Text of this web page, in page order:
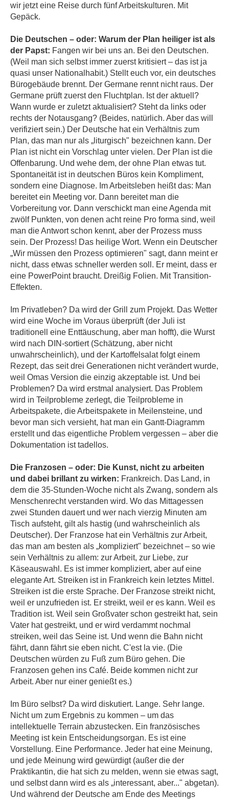
wir jetzt eine Reise durch fünf Arbeitskulturen. Mit
Gepäck.
Die Deutschen – oder: Warum der Plan heiliger ist als
der Papst: Fangen wir bei uns an. Bei den Deutschen.
(Weil man sich selbst immer zuerst kritisiert – das ist ja
quasi unser Nationalhabit.) Stellt euch vor, ein deutsches
Bürogebäude brennt. Der Germane rennt nicht raus. Der
Germane prüft zuerst den Fluchtplan. Ist der aktuell?
Wann wurde er zuletzt aktualisiert? Steht da links oder
rechts der Notausgang? (Beides, natürlich. Aber das will
verifiziert sein.) Der Deutsche hat ein Verhältnis zum
Plan, das man nur als „liturgisch" bezeichnen kann. Der
Plan ist nicht ein Vorschlag unter vielen. Der Plan ist die
Offenbarung. Und wehe dem, der ohne Plan etwas tut.
Spontaneität ist in deutschen Büros kein Kompliment,
sondern eine Diagnose. Im Arbeitsleben heißt das: Man
bereitet ein Meeting vor. Dann bereitet man die
Vorbereitung vor. Dann verschickt man eine Agenda mit
zwölf Punkten, von denen acht reine Pro forma sind, weil
man die Antwort schon kennt, aber der Prozess muss
sein. Der Prozess! Das heilige Wort. Wenn ein Deutscher
„Wir müssen den Prozess optimieren" sagt, dann meint er
nicht, dass etwas schneller werden soll. Er meint, dass er
eine PowerPoint braucht. Dreißig Folien. Mit Transition-
Effekten.
Im Privatleben? Da wird der Grill zum Projekt. Das Wetter
wird eine Woche im Voraus überprüft (der Juli ist
traditionell eine Enttäuschung, aber man hofft), die Wurst
wird nach DIN-sortiert (Schätzung, aber nicht
unwahrscheinlich), und der Kartoffelsalat folgt einem
Rezept, das seit drei Generationen nicht verändert wurde,
weil Omas Version die einzig akzeptable ist. Und bei
Problemen? Da wird erstmal analysiert. Das Problem
wird in Teilprobleme zerlegt, die Teilprobleme in
Arbeitspakete, die Arbeitspakete in Meilensteine, und
bevor man sich versieht, hat man ein Gantt-Diagramm
erstellt und das eigentliche Problem vergessen – aber die
Dokumentation ist tadellos.
Die Franzosen – oder: Die Kunst, nicht zu arbeiten
und dabei brillant zu wirken: Frankreich. Das Land, in
dem die 35-Stunden-Woche nicht als Zwang, sondern als
Menschenrecht verstanden wird. Wo das Mittagessen
zwei Stunden dauert und wer nach vierzig Minuten am
Tisch aufsteht, gilt als hastig (und wahrscheinlich als
Deutscher). Der Franzose hat ein Verhältnis zur Arbeit,
das man am besten als „kompliziert" bezeichnet – so wie
sein Verhältnis zu allem: zur Arbeit, zur Liebe, zur
Käseauswahl. Es ist immer kompliziert, aber auf eine
elegante Art. Streiken ist in Frankreich kein letztes Mittel.
Streiken ist die erste Sprache. Der Franzose streikt nicht,
weil er unzufrieden ist. Er streikt, weil er es kann. Weil es
Tradition ist. Weil sein Großvater schon gestreikt hat, sein
Vater hat gestreikt, und er wird verdammt nochmal
streiken, weil das Seine ist. Und wenn die Bahn nicht
fährt, dann fährt sie eben nicht. C'est la vie. (Die
Deutschen würden zu Fuß zum Büro gehen. Die
Franzosen gehen ins Café. Beide kommen nicht zur
Arbeit. Aber nur einer genießt es.)
Im Büro selbst? Da wird diskutiert. Lange. Sehr lange.
Nicht um zum Ergebnis zu kommen – um das
intellektuelle Terrain abzustecken. Ein französisches
Meeting ist kein Entscheidungsorgan. Es ist eine
Vorstellung. Eine Performance. Jeder hat eine Meinung,
und jede Meinung wird gewürdigt (außer die der
Praktikantin, die hat sich zu melden, wenn sie etwas sagt,
und selbst dann wird es als „interessant, aber..." abgetan).
Und während der Deutsche am Ende des Meetings